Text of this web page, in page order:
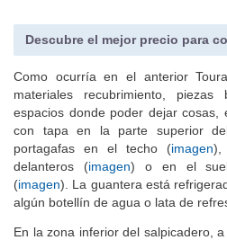
Descubre el mejor precio para
Como ocurría en el anterior
materiales recubrimiento,
espacios donde poder dejar cosas,
con tapa en la parte superior
portagafas en el techo (imagen),
delanteros (imagen) o en el
(imagen). La guantera está
algún botellín de agua o lata de
En la zona inferior del salpicadero,